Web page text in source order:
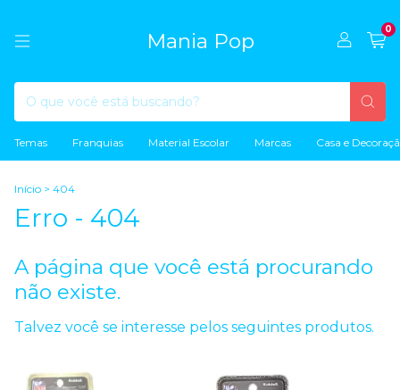
Mania Pop 0
Temas Franquias Material Escolar Marcas Casa e
Início > 404
Erro - 404
A página que você está procurando
não existe.
Talvez você se interesse pelos seguintes produtos.